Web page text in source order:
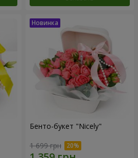
Бенто-букет "Nicely"
1 699 грн